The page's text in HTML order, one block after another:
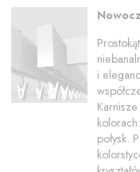
i
połysk.